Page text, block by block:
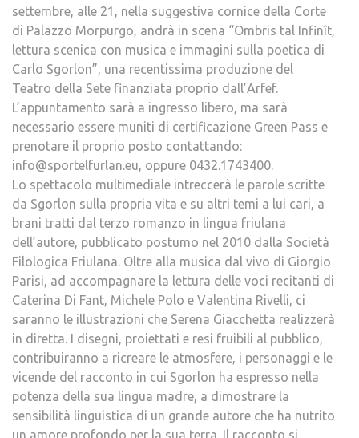
settembre, alle 21, nella suggestiva cornice della Corte
di Palazzo Morpurgo, andrà in scena “Ombris tal Infinît,
lettura scenica con musica e immagini sulla poetica di
Carlo Sgorlon”, una recentissima produzione del
Teatro della Sete finanziata proprio dall’Arfef.
L’appuntamento sarà a ingresso libero, ma sarà
necessario essere muniti di certificazione Green Pass e
prenotare il proprio posto contattando:
info@sportelfurlan.eu, oppure 0432.1743400.
Lo spettacolo multimediale intreccerà le parole scritte
da Sgorlon sulla propria vita e su altri temi a lui cari, a
brani tratti dal terzo romanzo in lingua friulana
dell’autore, pubblicato postumo nel 2010 dalla Società
Filologica Friulana. Oltre alla musica dal vivo di Giorgio
Parisi, ad accompagnare la lettura delle voci recitanti di
Caterina Di Fant, Michele Polo e Valentina Rivelli, ci
saranno le illustrazioni che Serena Giacchetta realizzerà
in diretta. I disegni, proiettati e resi fruibili al pubblico,
contribuiranno a ricreare le atmosfere, i personaggi e le
vicende del racconto in cui Sgorlon ha espresso nella
potenza della sua lingua madre, a dimostrare la
sensibilità linguistica di un grande autore che ha nutrito
un amore profondo per la sua terra. Il racconto si